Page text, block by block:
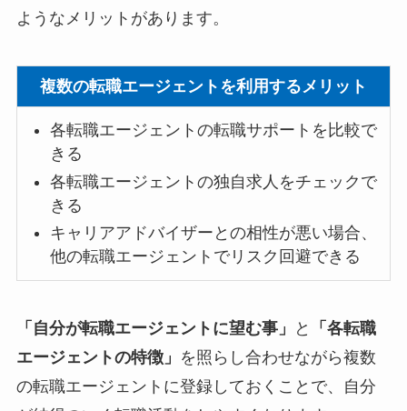
ようなメリットがあります。
複数の転職エージェントを利用するメリット
各転職エージェントの転職サポートを比較で
きる
各転職エージェントの独自求人をチェックで
きる
キャリアアドバイザーとの相性が悪い場合、
他の転職エージェントでリスク回避できる
「自分が転職エージェントに望む事」 と
「各転職
エージェントの特徴」 を照らし合わせながら複数
の転職エージェントに登録しておくことで、自分